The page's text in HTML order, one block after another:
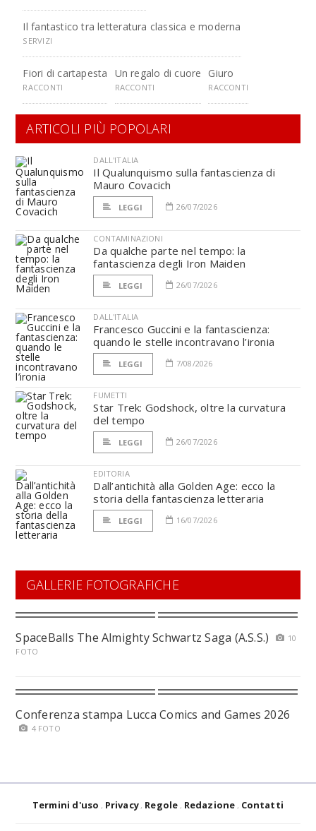
Il fantastico tra letteratura classica e moderna
SERVIZI
Fiori di cartapesta
RACCONTI
Un regalo di cuore
RACCONTI
Giuro
RACCONTI
ARTICOLI PIÙ POPOLARI
DALL'ITALIA
Il Qualunquismo sulla fantascienza di
Mauro Covacich
LEGGI 26/07/2026
CONTAMINAZIONI
Da qualche parte nel tempo: la
fantascienza degli Iron Maiden
LEGGI 26/07/2026
DALL'ITALIA
Francesco Guccini e la fantascienza:
quando le stelle incontravano l’ironia
LEGGI 7/08/2026
FUMETTI
Star Trek: Godshock, oltre la curvatura
del tempo
LEGGI 26/07/2026
EDITORIA
Dall’antichità alla Golden Age: ecco la
storia della fantascienza letteraria
LEGGI 16/07/2026
GALLERIE FOTOGRAFICHE
SpaceBalls The Almighty Schwartz Saga (A.S.S.)
10
FOTO
Conferenza stampa Lucca Comics and Games 2026
4 FOTO
Termini d'uso Privacy Regole Redazione Contatti